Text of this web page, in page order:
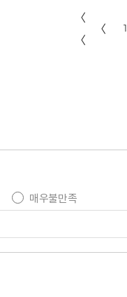
〈
〈
〈
매우불만족